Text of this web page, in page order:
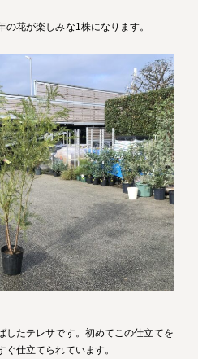
花が楽しみな1株になります。
したテレサです。初めてこの仕立てを
仕立てられています。